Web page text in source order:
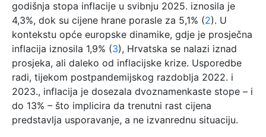
godišnja stopa inflacije u svibnju 2025. iznosila je
4,3%, dok su cijene hrane porasle za 5,1% (2). U
kontekstu opće europske dinamike, gdje je prosječna
inflacija iznosila 1,9% (3), Hrvatska se nalazi iznad
prosjeka, ali daleko od inflacijske krize. Usporedbe
radi, tijekom postpandemijskog razdoblja 2022. i
2023., inflacija je dosezala dvoznamenkaste stope – i
do 13% – što implicira da trenutni rast cijena
predstavlja usporavanje, a ne izvanrednu situaciju.